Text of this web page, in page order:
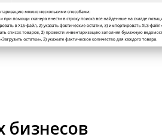
бизнесов